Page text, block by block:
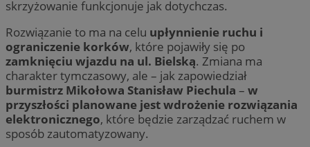
skrzyżowanie funkcjonuje jak dotychczas.
Rozwiązanie to ma na celu upłynnienie ruchu i
ograniczenie korków, które pojawiły się po
zamknięciu wjazdu na ul. Bielską. Zmiana ma
charakter tymczasowy, ale – jak zapowiedział
burmistrz Mikołowa Stanisław Piechula – w
przyszłości planowane jest wdrożenie rozwiązania
elektronicznego, które będzie zarządzać ruchem w
sposób zautomatyzowany.